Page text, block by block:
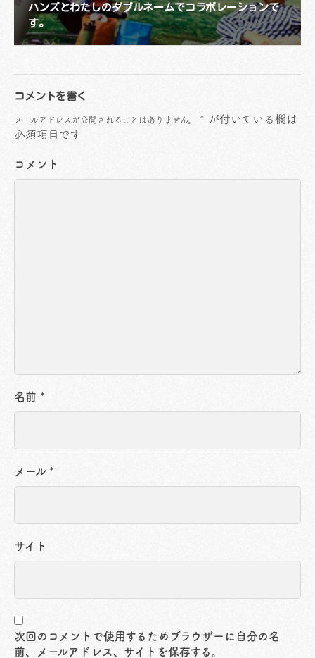
ハンズとわたしのダブルネームでコラボレーションで
す。
コメントを書く
メールアドレスが公開されることはありません。 * が付いている欄は
必須項目です
コメント
名前 *
メール *
サイト
次回のコメントで使用するためブラウザーに自分の名
前、メールアドレス、サイトを保存する。